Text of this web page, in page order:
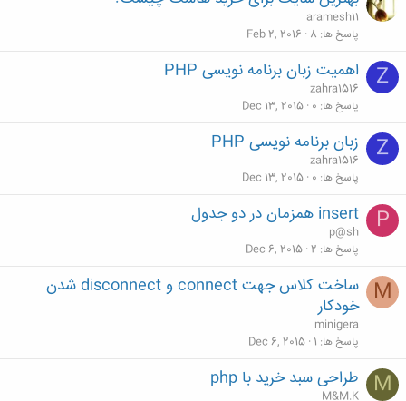
aramesh11
پاسخ ها 8
Feb 2, 2016
Z اهمیت زبان برنامه نویسی PHP
zahra1516
پاسخ ها 0
Dec 13, 2015
Z زبان برنامه نویسی PHP
zahra1516
پاسخ ها 0
Dec 13, 2015
P insert همزمان در دو جدول
p@sh
پاسخ ها 2
Dec 6, 2015
M
ساخت کلاس جهت connect و disconnect شدن
خودکار
minigera
پاسخ ها 1
Dec 6, 2015
M طراحی سبد خرید با php
M&M.K